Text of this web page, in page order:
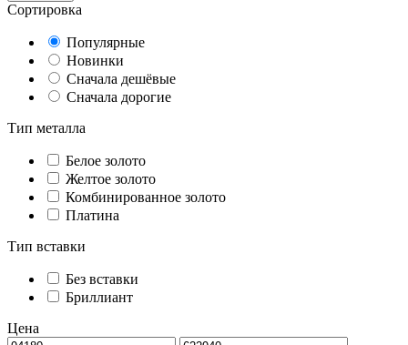
Сортировка
Популярные
Новинки
Сначала дешёвые
Сначала дорогие
Тип металла
Белое золото
Желтое золото
Комбинированное золото
Платина
Тип вставки
Без вставки
Бриллиант
Цена